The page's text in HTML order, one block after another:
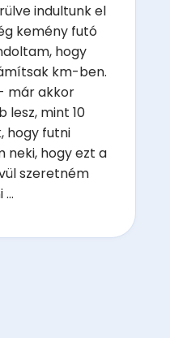
indultunk el
kemény futó
hogy
km-ben.
már akkor
lesz, mint 10
hogy futni
neki, hogy ezt a
szeretném